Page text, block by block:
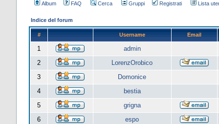
Album FAQ Cerca Gruppi Registrati Lista
Indice del forum
# Username Email
1
admin
2
LorenzOrobico
3
Domonice
4
bestia
5
grigna
6
espo